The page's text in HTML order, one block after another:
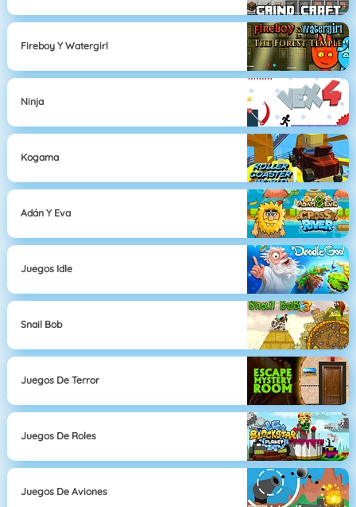
Fireboy Y Watergirl
Ninja
Kogama
Adán Y Eva
Juegos Idle
Snail Bob
Juegos De Terror
Juegos De Roles
Juegos De Aviones